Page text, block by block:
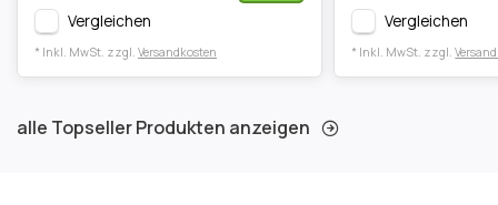
Vergleichen
* Inkl. MwSt. zzgl. Versandkosten
Vergleichen
* Inkl. MwSt. zzgl.
alle Topseller Produkten anzeigen